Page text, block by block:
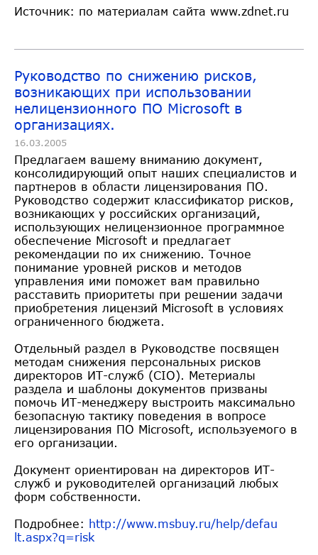
Источник: по материалам сайта www.zdnet.ru
Руководство по снижению рисков,
возникающих при использовании
нелицензионного ПО Microsoft в
организациях.
16.03.2005
Предлагаем вашему вниманию документ,
консолидирующий опыт наших специалистов и
партнеров в области лицензирования ПО.
Руководство содержит классификатор рисков,
возникающих у российских организаций,
использующих нелицензионное программное
обеспечение Microsoft и предлагает
рекомендации по их снижению. Точное
понимание уровней рисков и методов
управления ими поможет вам правильно
расставить приоритеты при решении задачи
приобретения лицензий Microsoft в условиях
ограниченного бюджета.
Отдельный раздел в Руководстве посвящен
методам снижения персональных рисков
директоров ИТ-служб (CIO). Метериалы
раздела и шаблоны документов призваны
помочь ИТ-менеджеру выстроить максимально
безопасную тактику поведения в вопросе
лицензирования ПО Microsoft, используемого в
его организации.
Документ ориентирован на директоров ИТ-
служб и руководителей организаций любых
форм собственности.
Подробнее: http://www.msbuy.ru/help/defau
lt.aspx?q=risk